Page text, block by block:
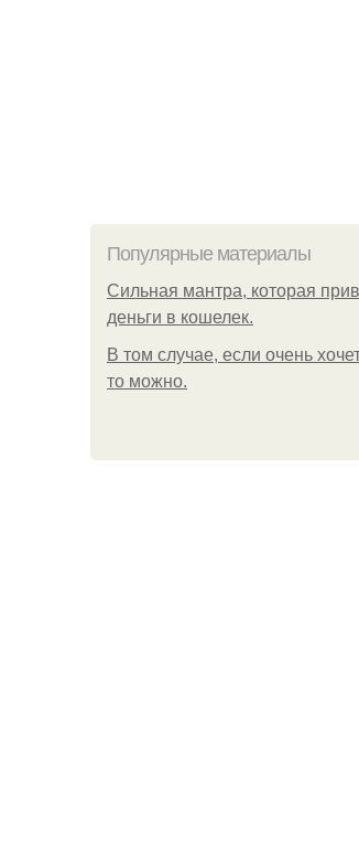
Популярные материалы
Сильная мантра, которая
деньги в кошелек.
В том случае, если очень
то можно.